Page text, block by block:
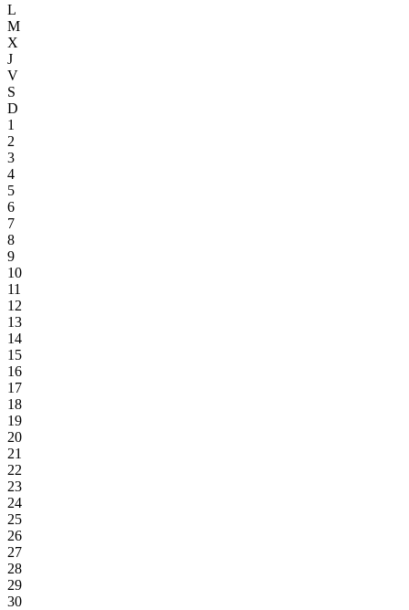
L
M
X
J
V
S
D
1
2
3
4
5
6
7
8
9
10
11
12
13
14
15
16
17
18
19
20
21
22
23
24
25
26
27
28
29
30